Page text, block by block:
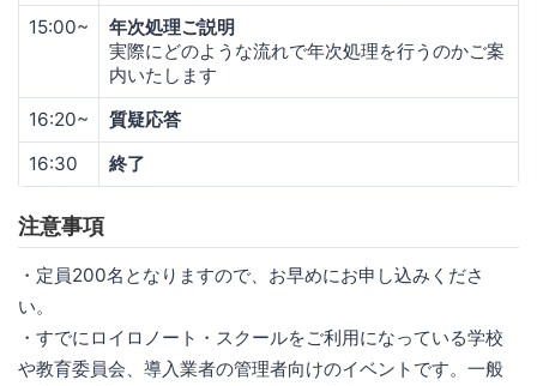
15:00~
年次処理ご説明
実際にどのような流れで年次処理を行うのかご案
内いたします
16:20~
質疑応答
16:30
終了
注意事項
・定員200名となりますので、お早めにお申し込みくださ
い。
・すでにロイロノート・スクールをご利用になっている学校
や教育委員会、導入業者の管理者向けのイベントです。一般